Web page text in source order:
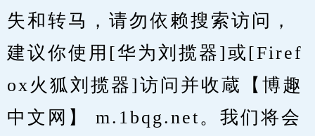
失和转马，请勿依赖搜索访问，
建议你使用[华为刘揽器]或[Firef
ox火狐刘揽器]访问并收蔵【博趣
中文网】 m.1bqg.net。我们将会